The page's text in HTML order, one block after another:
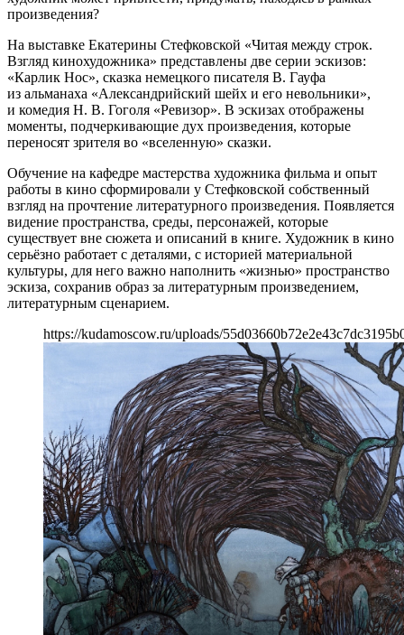
произведения?
На выставке Екатерины Стефковской «Читая между строк.
Взгляд кинохудожника» представлены две серии эскизов:
«Карлик Нос», сказка немецкого писателя В. Гауфа
из альманаха «Александрийский шейх и его невольники»,
и комедия Н. В. Гоголя «Ревизор». В эскизах отображены
моменты, подчеркивающие дух произведения, которые
переносят зрителя во «вселенную» сказки.
Обучение на кафедре мастерства художника фильма и опыт
работы в кино сформировали у Стефковской собственный
взгляд на прочтение литературного произведения. Появляется
видение пространства, среды, персонажей, которые
существует вне сюжета и описаний в книге. Художник в кино
серьёзно работает с деталями, с историей материальной
культуры, для него важно наполнить «жизнью» пространство
эскиза, сохранив образ за литературным произведением,
литературным сценарием.
https://kudamoscow.ru/uploads/